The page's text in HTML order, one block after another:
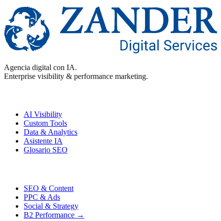
Agencia digital con IA.
Enterprise visibility & performance marketing.
AI Visibility
Custom Tools
Data & Analytics
Asistente IA
Glosario SEO
SEO & Content
PPC & Ads
Social & Strategy
B2 Performance →